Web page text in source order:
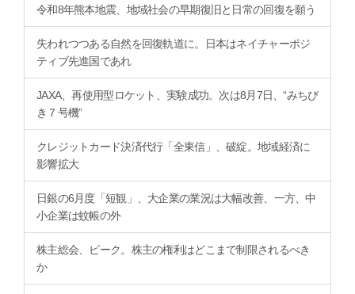
令和8年熊本地震、地域社会の早期復旧と日常の回復を願う
失われつつある自然を回復軌道に。日本はネイチャーポジ
ティブ先進国であれ
JAXA、再使用型ロケット、実験成功。次は8月7日、“みちび
き７号機”
クレジットカード決済代行「全東信」、破綻。地域経済に
影響拡大
日銀の6月度「短観」、大企業の業況は大幅改善、一方、中
小企業は蚊帳の外
株主総会、ピーク。株主の権利はどこまで制限されるべき
か